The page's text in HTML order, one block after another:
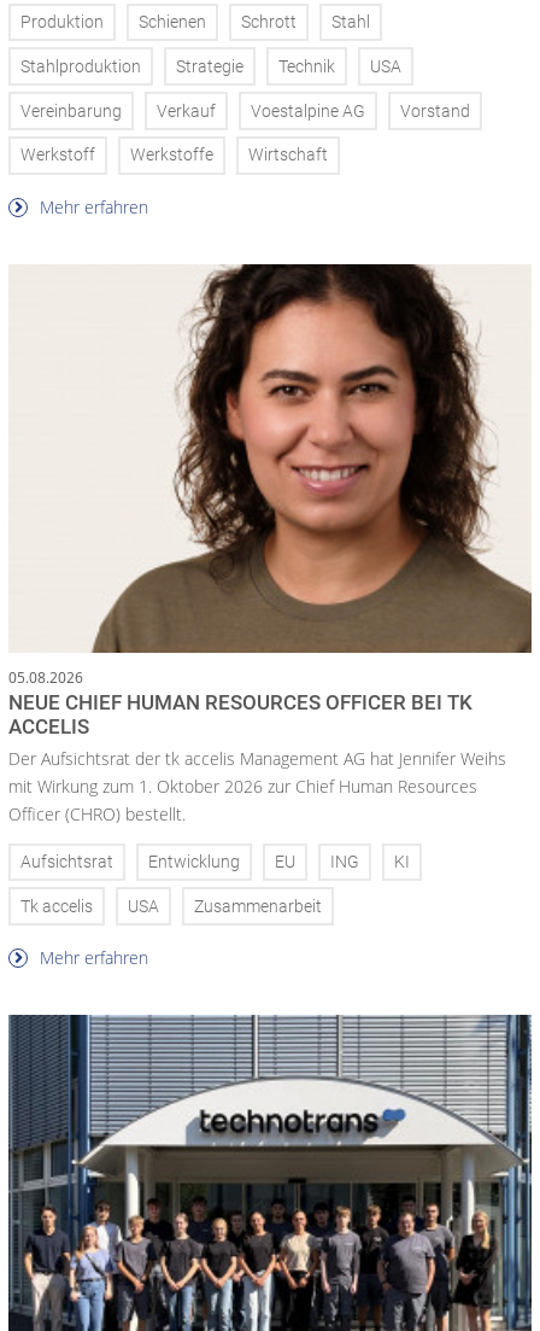
Produktion Schienen Schrott Stahl
Stahlproduktion Strategie Technik USA
Vereinbarung Verkauf Voestalpine AG Vorstand
Werkstoff Werkstoffe Wirtschaft
Mehr erfahren
05.08.2026
NEUE CHIEF HUMAN RESOURCES OFFICER BEI TK
ACCELIS
Der Aufsichtsrat der tk accelis Management AG hat Jennifer Weihs
mit Wirkung zum 1. Oktober 2026 zur Chief Human Resources
Officer (CHRO) bestellt.
Aufsichtsrat Entwicklung EU ING KI
Tk accelis USA Zusammenarbeit
Mehr erfahren